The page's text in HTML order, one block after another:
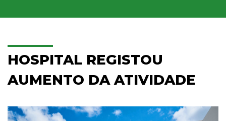
HOSPITAL REGISTOU
AUMENTO DA ATIVIDADE